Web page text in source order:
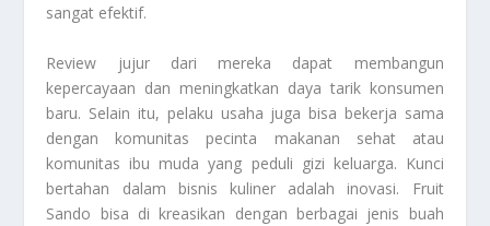
sangat efektif.
Review jujur dari mereka dapat membangun
kepercayaan dan meningkatkan daya tarik konsumen
baru. Selain itu, pelaku usaha juga bisa bekerja sama
dengan komunitas pecinta makanan sehat atau
komunitas ibu muda yang peduli gizi keluarga. Kunci
bertahan dalam bisnis kuliner adalah inovasi. Fruit
Sando bisa di kreasikan dengan berbagai jenis buah